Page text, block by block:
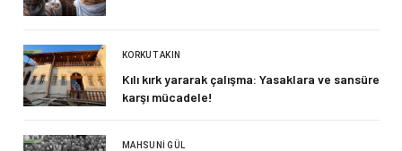
KORKUT AKIN
Kılı kırk yararak çalışma: Yasaklara ve sansüre
karşı mücadele!
MAHSUNI GÜL